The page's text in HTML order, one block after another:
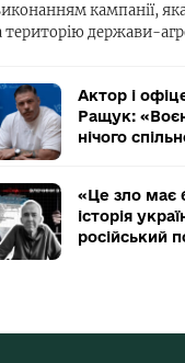
кампанії,
територію держави-
Актор і
Ращук:
нічого
«Це зло має
історія
російський